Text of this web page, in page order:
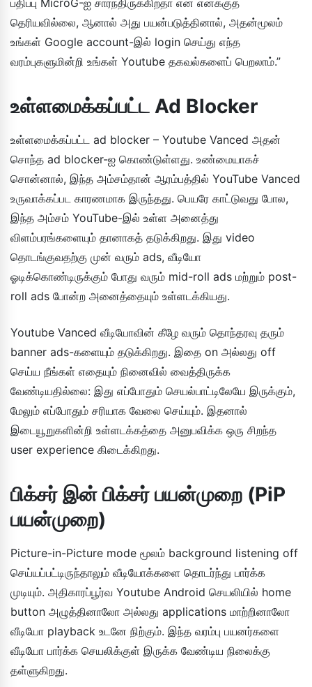
தெரியவில்லை, ஆனால் அது பயன்படுத்தினால், அதன்மூலம்
உங்கள் Google account-இல் login செய்து எந்த
வரம்புகளுமின்றி உங்கள் Youtube தகவல்களைப் பெறலாம்.”
உள்ளமைக்கப்பட்ட Ad Blocker
உள்ளமைக்கப்பட்ட ad blocker – Youtube Vanced அதன்
சொந்த ad blocker-ஐ கொண்டுள்ளது. உண்மையாகச்
சொன்னால், இந்த அம்சம்தான் ஆரம்பத்தில் YouTube Vanced
உருவாக்கப்பட காரணமாக இருந்தது. பெயரே காட்டுவது போல,
இந்த அம்சம் YouTube-இல் உள்ள அனைத்து
விளம்பரங்களையும் தானாகத் தடுக்கிறது. இது video
தொடங்குவதற்கு முன் வரும் ads, வீடியோ
ஓடிக்கொண்டிருக்கும் போது வரும் mid-roll ads மற்றும் post-
roll ads போன்ற அனைத்தையும் உள்ளடக்கியது.
Youtube Vanced வீடியோவின் கீழே வரும் தொந்தரவு தரும்
banner ads-களையும் தடுக்கிறது. இதை on அல்லது off
செய்ய நீங்கள் எதையும் நினைவில் வைத்திருக்க
வேண்டியதில்லை: இது எப்போதும் செயல்பாட்டிலேயே இருக்கும்,
மேலும் எப்போதும் சரியாக வேலை செய்யும். இதனால்
இடையூறுகளின்றி உள்ளடக்கத்தை அனுபவிக்க ஒரு சிறந்த
user experience கிடைக்கிறது.
பிக்சர் இன் பிக்சர் பயன்முறை (PiP
பயன்முறை)
Picture-in-Picture mode மூலம் background listening off
செய்யப்பட்டிருந்தாலும் வீடியோக்களை தொடர்ந்து பார்க்க
முடியும். அதிகாரப்பூர்வ Youtube Android செயலியில் home
button அழுத்தினாலோ அல்லது applications மாற்றினாலோ
வீடியோ playback உடனே நிற்கும். இந்த வரம்பு பயனர்களை
வீடியோ பார்க்க செயலிக்குள் இருக்க வேண்டிய நிலைக்கு
தள்ளுகிறது.